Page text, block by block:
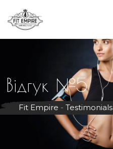
Відгук №5
Fit Empire - Testimonials